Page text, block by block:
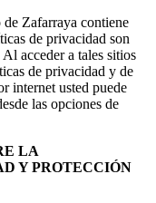
Zafarraya contiene
de privacidad son
acceder a tales sitios
de privacidad y de
internet usted puede
las opciones de
LA
Y PROTECCIÓN